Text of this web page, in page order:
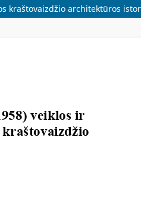
kraštovaizdžio architektūros